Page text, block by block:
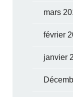
mars
février
janvier